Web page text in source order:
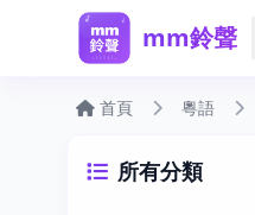
mm鈴聲
首頁 粵語
所有分類